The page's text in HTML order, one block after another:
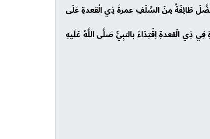
طَائِفَةُ مِنَ السَّلَفِ عمرةَ ذِي الْقعدةِ عَلَى
ذِي الْقعدةِ اِقْتِدَاءً بالنبِيِّ صَلَّى اللَّهُ عَلَيهِ